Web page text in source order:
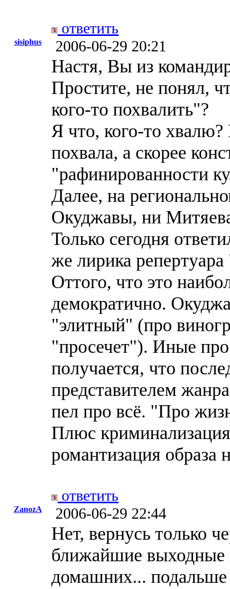
ответить
sisiphus 2006-06-29 20:21
Настя, Вы из
Простите, не понял,
кого-то похвалить"?
Я что, кого-то
похвала, а скорее
"рафинированности
Далее, на
Окуджавы, ни
Только сегодня
же лирика
Оттого, что это
демократично.
"элитный" (про
"просечет"). Иные
получается, что
представителем
пел про всё. "Про
Плюс
романтизация образа
ответить
ZanozA 2006-06-29 22:44
Нет, вернусь только
ближайшие выходные
домашних...